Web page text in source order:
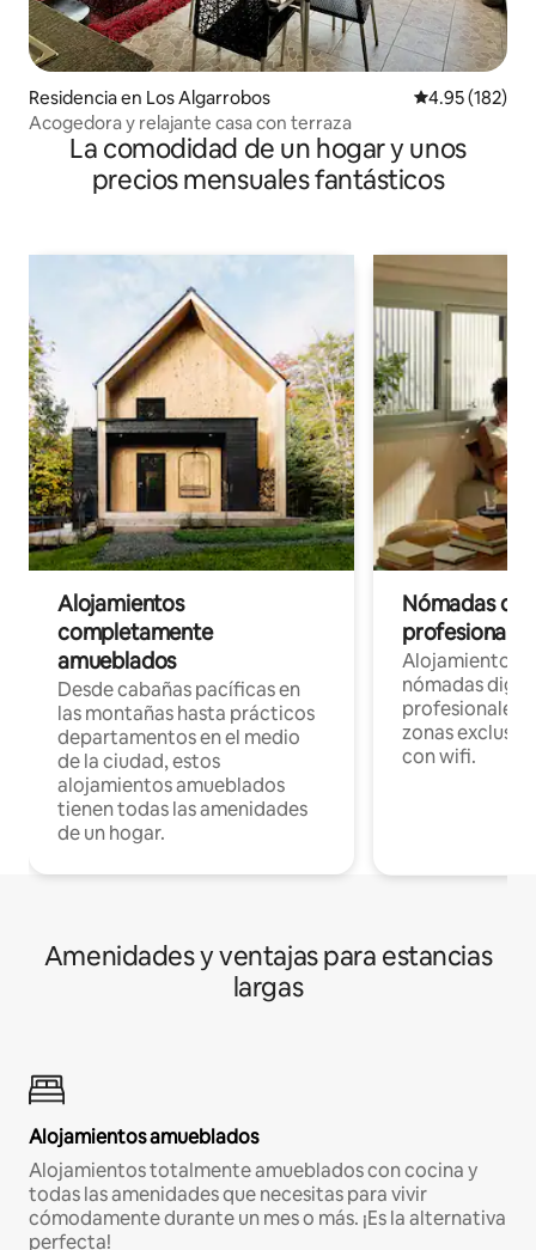
Residencia en Los Algarrobos Calificación
4.95 (182)
Acogedora y relajante casa con terraza
La comodidad de un hogar y unos
precios mensuales fantásticos
Alojamientos
completamente
amueblados
Desde cabañas pacíficas en
las montañas hasta prácticos
departamentos en el medio
de la ciudad, estos
alojamientos amueblados
tienen todas las amenidades
de un hogar.
Nómadas
Alojamientos
nómadas
profesionales
zonas
con wifi.
Amenidades y ventajas para estancias
largas
Alojamientos amueblados
Alojamientos totalmente amueblados con cocina y
todas las amenidades que necesitas para vivir
cómodamente durante un mes o más. ¡Es la alternativa
perfecta!